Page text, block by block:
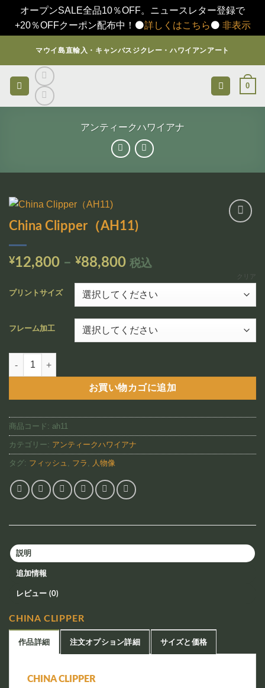
オープンSALE全品10％OFF。ニュースレター登録で
+20％OFFクーポン配布中！⚫️詳しくはこちら⚫️ 非表示
マウイ島直輸入・キャンバスジクレー・ハワイアンアート
0
アンティークハワイアナ
China Clipper（AH11)
¥12,800 – ¥88,800価
帯:
¥12,800
–
¥88,800
税込
プリントサイズ
フレーム加工
クリア
China Clipper（AH11)個
お買い物カゴに追加
商品コード: ah11
カテゴリー: アンティークハワイアナ
タグ: フィッシュ , フラ , 人物像
説明
追加情報
レビュー (0)
CHINA CLIPPER
作品詳細 注文オプション詳細 サイズと価格
CHINA CLIPPER